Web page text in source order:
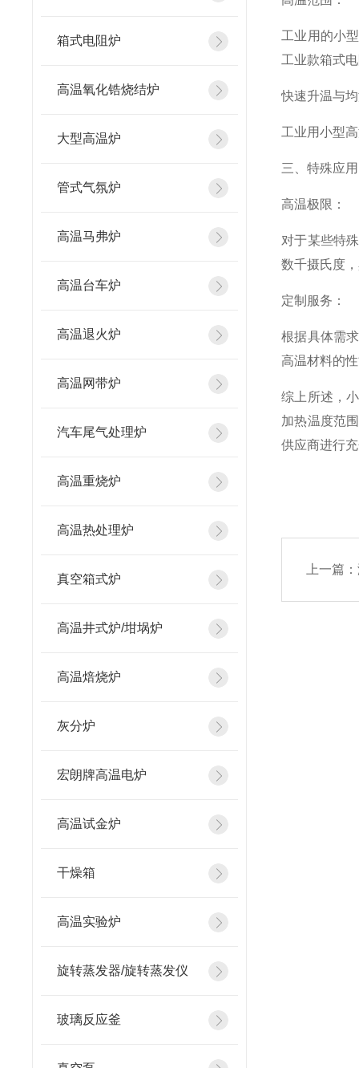
箱式电阻炉
高温氧化锆烧结炉
大型高温炉
管式气氛炉
高温马弗炉
高温台车炉
高温退火炉
高温网带炉
汽车尾气处理炉
高温重烧炉
高温热处理炉
真空箱式炉
高温井式炉/坩埚炉
高温焙烧炉
灰分炉
宏朗牌高温电炉
高温试金炉
干燥箱
高温实验炉
旋转蒸发器/旋转蒸发仪
玻璃反应釜
工业用的小
工业款箱式
快速升温与
工业用小型
三、特殊应
高温极限：
对于某些特
数千摄氏度
定制服务：
根据具体需
高温材料的
综上所述，
加热温度范
供应商进行
上一篇：